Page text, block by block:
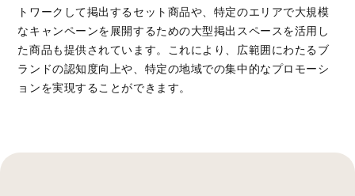
トワークして掲出するセット商品や、特定のエリアで大規模
なキャンペーンを展開するための大型掲出スペースを活用し
た商品も提供されています。これにより、広範囲にわたるブ
ランドの認知度向上や、特定の地域での集中的なプロモーシ
ョンを実現することができます。